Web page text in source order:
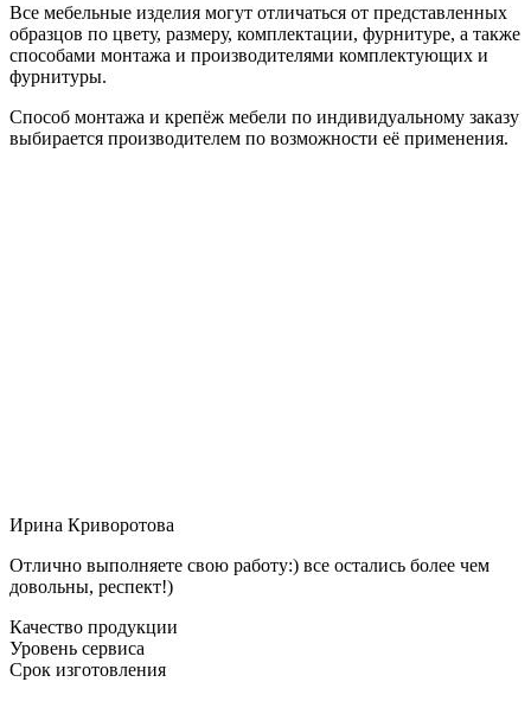
Все мебельные изделия могут отличаться от представленных
образцов по цвету, размеру, комплектации, фурнитуре, а также
способами монтажа и производителями комплектующих и
фурнитуры.
Способ монтажа и крепёж мебели по индивидуальному заказу
выбирается производителем по возможности её применения.
Ирина Криворотова
Отлично выполняете свою работу:) все остались более чем
довольны, респект!)
Качество продукции
Уровень сервиса
Срок изготовления